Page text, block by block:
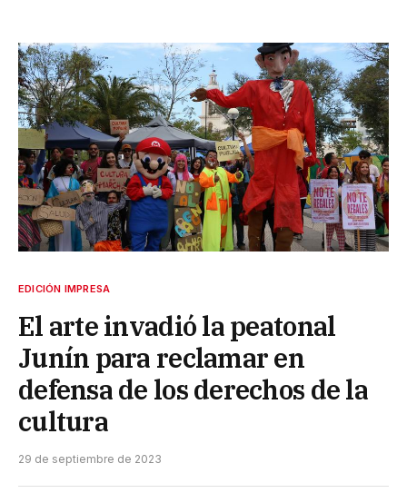
EDICIÓN IMPRESA
El arte invadió la peatonal
Junín para reclamar en
defensa de los derechos de la
cultura
29 de septiembre de 2023